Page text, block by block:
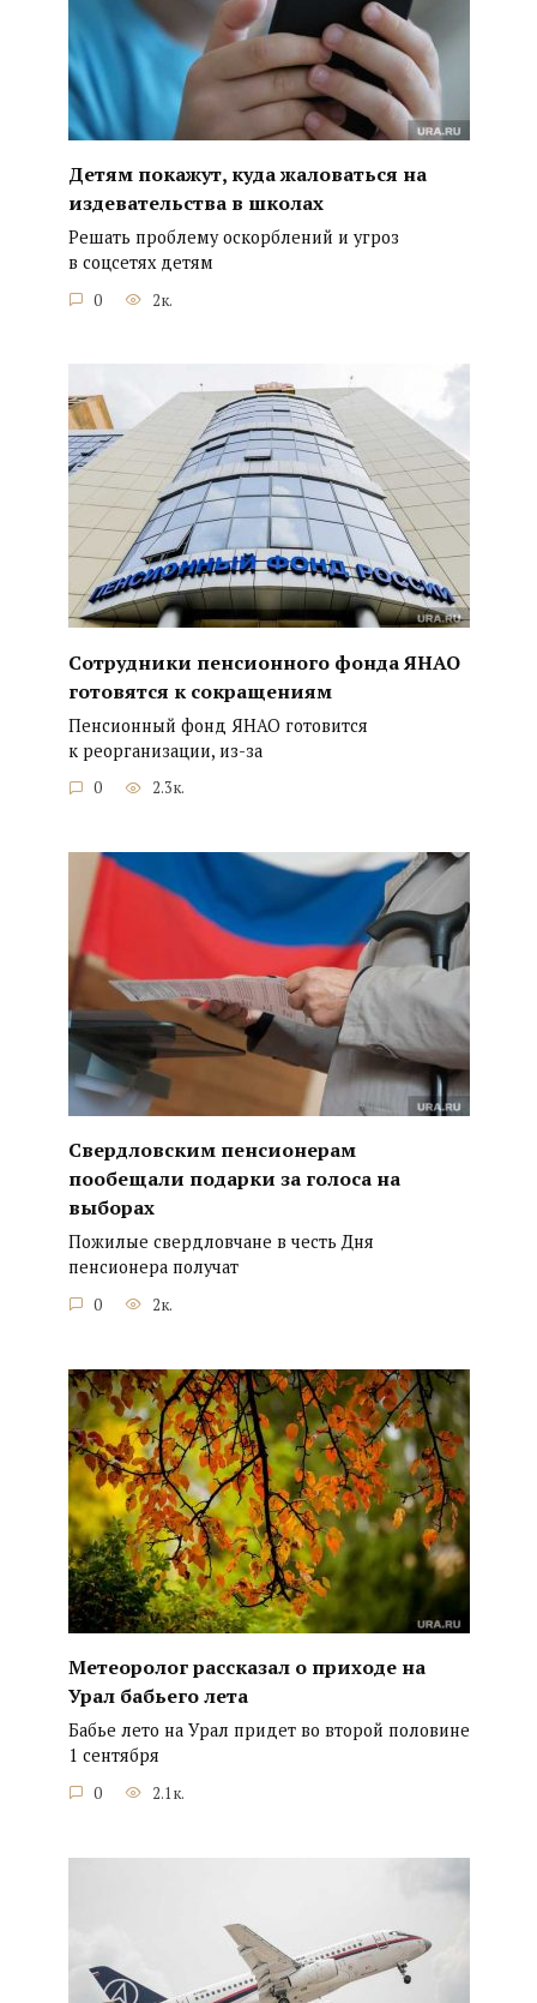
Детям покажут, куда жаловаться на
издевательства в школах
Решать проблему оскорблений и угроз
в соцсетях детям
0 2к.
Сотрудники пенсионного фонда ЯНАО
готовятся к сокращениям
Пенсионный фонд ЯНАО готовится
к реорганизации, из-за
0 2.3к.
Свердловским пенсионерам
пообещали подарки за голоса на
выборах
Пожилые свердловчане в честь Дня
пенсионера получат
0 2к.
Метеоролог рассказал о приходе на
Урал бабьего лета
Бабье лето на Урал придет во второй половине
1 сентября
0 2.1к.